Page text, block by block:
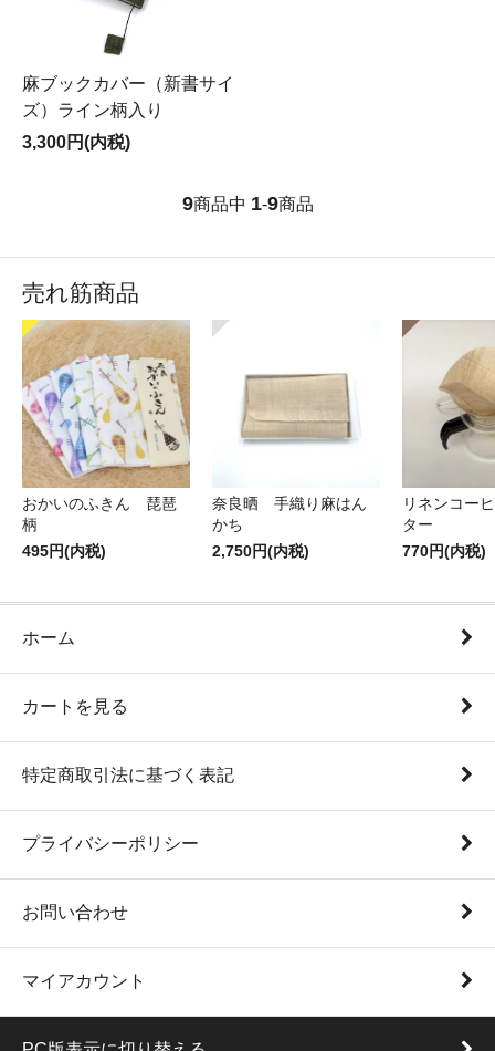
麻ブックカバー（新書サイ
ズ）ライン柄入り
3,300円(内税)
9商品中 1-9商品
売れ筋商品
おかいのふきん 琵琶
柄
495円(内税)
奈良晒 手織り麻はん
かち
2,750円(内税)
リネンコー
ター
770円(内税)
ホーム
カートを見る
特定商取引法に基づく表記
プライバシーポリシー
お問い合わせ
マイアカウント